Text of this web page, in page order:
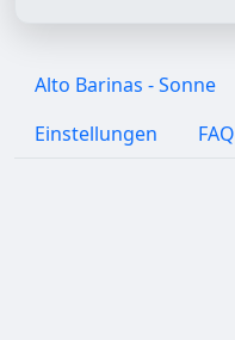
Alto Barinas - Sonne
Einstellungen
FAQ